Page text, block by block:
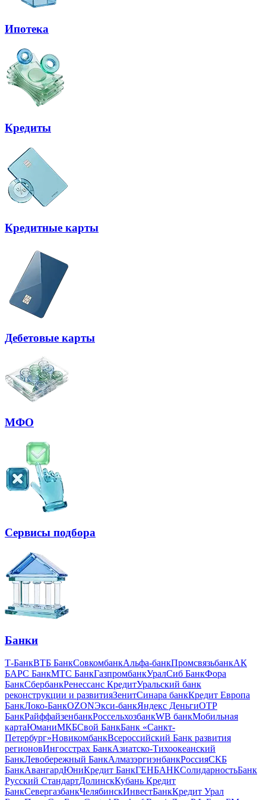
Ипотека
Кредиты
Кредитные карты
Дебетовые карты
МФО
Сервисы подбора
Банки
Т-БанкВТБ БанкСовкомбанкАльфа-банкПромсвязьбанкАК
БАРС БанкМТС БанкГазпромбанкУралСиб БанкФора
БанкСбербанкРенессанс КредитУральский банк
реконструкции и развитияЗенитСинара банкКредит Европа
БанкЛоко-БанкOZONЭкси-банкЯндекс ДеньгиOTP
БанкРайффайзенбанкРоссельхозбанкWB банкМобильная
картаЮманиМКБСвой БанкБанк «Санкт-
Петербург»НовикомбанкВсероссийский Банк развития
регионовИнгосстрах БанкАзиатско-Тихоокеанский
БанкЛевобережный БанкАлмазэргиэнбанкРоссияСКБ
БанкАвангардЮниКредит БанкГЕНБАНКСолидарностьБанк
Русский СтандартДолинскКубань Кредит
БанкСевергазбанкЧелябинскИнвестБанкКредит Урал